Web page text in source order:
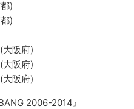
)
)
大阪府)
大阪府)
大阪府)
2006-2014』